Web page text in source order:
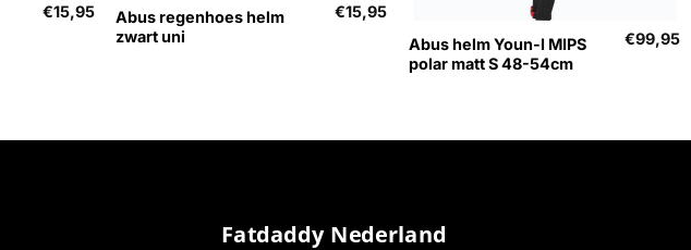
€15,95
Abus regenhoes helm
zwart uni
€15,95
Abus helm Youn-I MIPS
polar matt S 48-54cm
€99,95
Fatdaddy Nederland